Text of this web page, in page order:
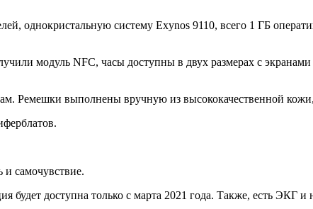
однокристальную систему Exynos 9110, всего 1 ГБ
модуль NFC, часы доступны в двух размерах с
Ремешки выполнены вручную из высококачественной кожи,
и самочувствие.
будет доступна только с марта 2021 года. Также, есть ЭКГ